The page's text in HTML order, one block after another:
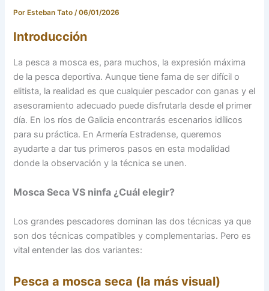
Por Esteban Tato/06/01/2026
Introducción
La pesca a mosca es, para muchos, la expresión máxima
de la pesca deportiva. Aunque tiene fama de ser difícil o
elitista, la realidad es que cualquier pescador con ganas y el
asesoramiento adecuado puede disfrutarla desde el primer
día. En los ríos de Galicia encontrarás escenarios idílicos
para su práctica. En Armería Estradense, queremos
ayudarte a dar tus primeros pasos en esta modalidad
donde la observación y la técnica se unen.
Mosca Seca VS ninfa ¿Cuál elegir?
Los grandes pescadores dominan las dos técnicas ya que
son dos técnicas compatibles y complementarias. Pero es
vital entender las dos variantes:
Pesca a mosca seca (la más visual)